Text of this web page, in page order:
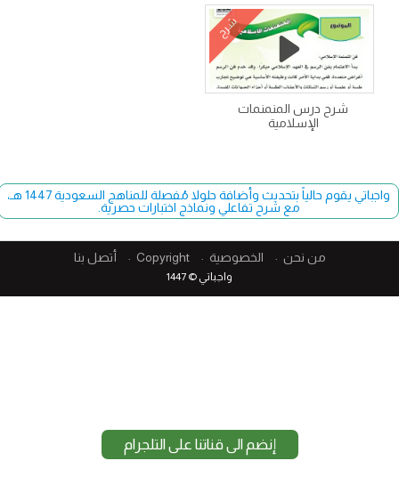
إنضم الى قناتنا على التلجرام
شرح
شرح درس المنمنمات
الإسلامية
واجباتي يقوم حالياً بتحديث وأضافة حلولا مُفصلة للمناهج السعودية 1447 هـ،
مع شرح تفاعلي ونماذج اختبارات حصرية.
من نحن الخصوصية Copyright​ أتصل بنا
واجباتي © 1447